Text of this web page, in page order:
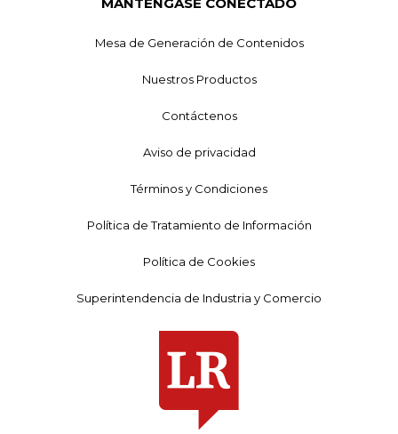
Mesa de Generación de Contenidos
Nuestros Productos
Contáctenos
Aviso de privacidad
Términos y Condiciones
Política de Tratamiento de Información
Política de Cookies
Superintendencia de Industria y Comercio